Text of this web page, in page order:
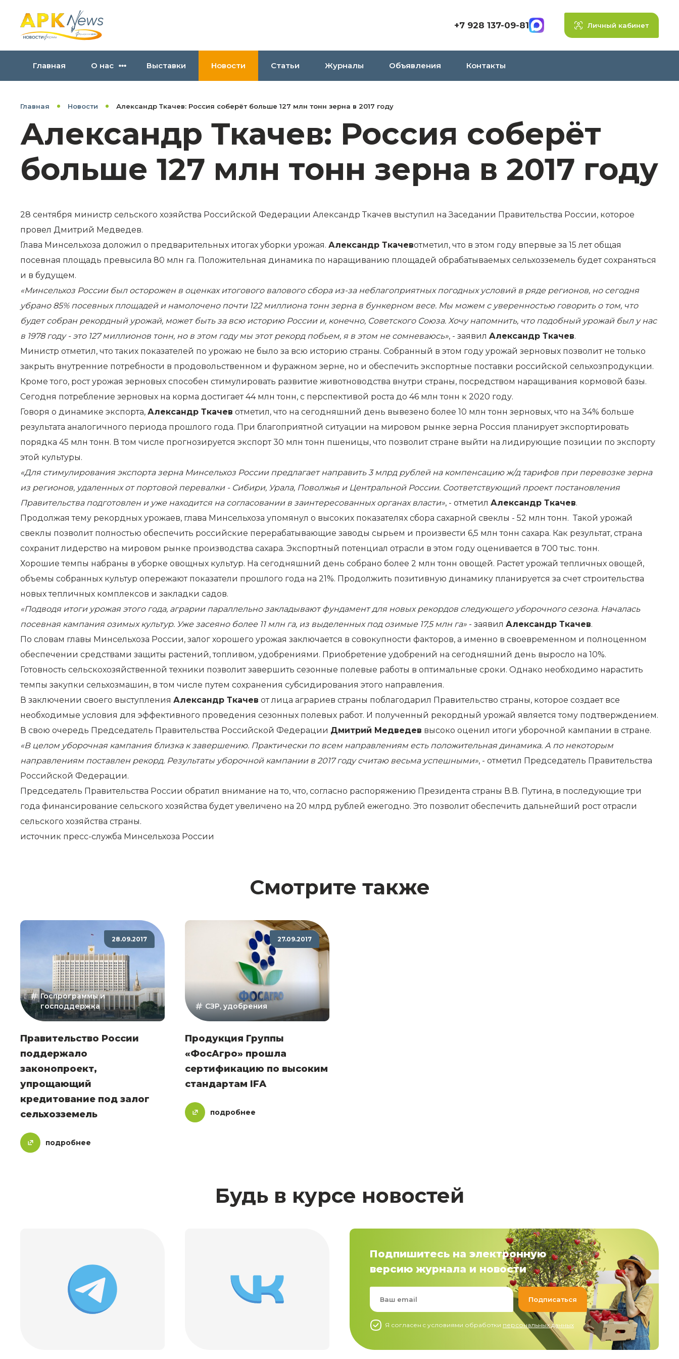
+7 928 137-09-81 Личный кабинет
Главная О нас Выставки Новости Статьи Журналы Объявления Контакты
Главная Новости Александр Ткачев: Россия соберёт больше 127 млн тонн зерна в 2017 году
Александр Ткачев: Россия соберёт
больше 127 млн тонн зерна в 2017 году
28 сентября министр сельского хозяйства Российской Федерации Александр Ткачев выступил наЗаседании Правительства России, которое
провел Дмитрий Медведев.
Глава Минсельхоза доложил о предварительных итогах уборки урожая. Александр Ткачевотметил, что в этом году впервые за 15 лет общая
посевная площадь превысила 80 млн га. Положительная динамика по наращиванию площадей обрабатываемых сельхозземель будет сохраняться
и в будущем.
«Минсельхоз России был осторожен в оценках итогового валового сбора из-за неблагоприятных погодных условий в ряде регионов, но сегодня
убрано 85% посевных площадей и намолочено почти 122 миллиона тонн зерна в бункерном весе. Мы можем с уверенностью говорить о том, что
будет собран рекордный урожай, может быть за всю историю России и, конечно, Советского Союза. Хочу напомнить, что подобный урожай был у нас
в 1978 году - это 127 миллионов тонн, но в этом году мы этот рекорд побьем, я в этом не сомневаюсь», - заявил Александр Ткачев.
Министр отметил, что таких показателей по урожаю не было за всю историю страны. Собранный в этом году урожай зерновых позволит не только
закрыть внутренние потребности в продовольственном и фуражном зерне, но и обеспечить экспортные поставки российской сельхозпродукции.
Кроме того, рост урожая зерновых способен стимулировать развитие животноводства внутри страны, посредством наращивания кормовой базы.
Сегодня потребление зерновых на корма достигает 44 млн тонн, с перспективой роста до 46 млн тонн к 2020 году.
Говоря о динамике экспорта, Александр Ткачев отметил, что на сегодняшний день вывезено более 10 млн тонн зерновых, что на 34% больше
результата аналогичного периода прошлого года. При благоприятной ситуации на мировом рынке зерна Россия планирует экспортировать
порядка 45 млн тонн. В том числе прогнозируется экспорт 30 млн тонн пшеницы, что позволит стране выйти на лидирующие позиции по экспорту
этой культуры.
«Для стимулирования экспорта зерна Минсельхоз России предлагает направить 3 млрд рублей на компенсацию ж/д тарифов при перевозке зерна
из регионов, удаленных от портовой перевалки - Сибири, Урала, Поволжья и Центральной России. Соответствующий проект постановления
Правительства подготовлен и уже находится на согласовании в заинтересованных органах власти», - отметил Александр Ткачев.
Продолжая тему рекордных урожаев, глава Минсельхоза упомянул о высоких показателях сбора сахарной свеклы - 52 млн тонн. Такой урожай
свеклы позволит полностью обеспечить российские перерабатывающие заводы сырьем и произвести 6,5 млн тонн сахара. Как результат, страна
сохранит лидерство на мировом рынке производства сахара. Экспортный потенциал отрасли в этом году оценивается в 700 тыс. тонн.
Хорошие темпы набраны в уборке овощных культур. На сегодняшний день собрано более 2 млн тонн овощей. Растет урожай тепличных овощей,
объемы собранных культур опережают показатели прошлого года на 21%. Продолжить позитивную динамику планируется за счет строительства
новых тепличных комплексов и закладки садов.
«Подводя итоги урожая этого года, аграрии параллельно закладывают фундамент для новых рекордов следующего уборочного сезона. Началась
посевная кампания озимых культур. Уже засеяно более 11 млн га, из выделенных под озимые 17,5 млн га» - заявил Александр Ткачев.
По словам главы Минсельхоза России, залог хорошего урожая заключается в совокупности факторов, а именно в своевременном и полноценном
обеспечении средствами защиты растений, топливом, удобрениями. Приобретение удобрений на сегодняшний день выросло на 10%.
Готовность сельскохозяйственной техники позволит завершить сезонные полевые работы в оптимальные сроки. Однако необходимо нарастить
темпы закупки сельхозмашин, в том числе путем сохранения субсидирования этого направления.
В заключении своего выступления Александр Ткачев от лица аграриев страны поблагодарил Правительство страны, которое создает все
необходимые условия для эффективного проведения сезонных полевых работ. И полученный рекордный урожай является тому подтверждением.
В свою очередь Председатель Правительства Российской Федерации Дмитрий Медведев высоко оценил итоги уборочной кампании в стране.
«В целом уборочная кампания близка к завершению. Практически по всем направлениям есть положительная динамика. А по некоторым
направлениям поставлен рекорд. Результаты уборочной кампании в 2017 году считаю весьма успешными», - отметил Председатель Правительства
Российской Федерации.
Председатель Правительства России обратил внимание на то, что, согласно распоряжению Президента страны В.В. Путина, в последующие три
года финансирование сельского хозяйства будет увеличено на 20 млрд рублей ежегодно. Это позволит обеспечить дальнейший рост отрасли
сельского хозяйства страны.
источник пресс-служба Минсельхоза России
Смотрите также
28.09.2017
Госпрограммы и
господдержка
Правительство России
поддержало
законопроект,
упрощающий
кредитование под залог
сельхозземель
подробнее
27.09.2017
СЗР, удобрения
Продукция Группы
«ФосАгро» прошла
сертификацию по высоким
стандартам IFA
подробнее
Будь в курсе новостей
Подпишитесь на электронную
версию журнала и новости
Я согласен c условиями обработки персональных данных